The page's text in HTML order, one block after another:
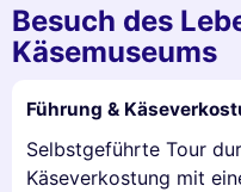
Besuch des
Käsemuseums
Führung &
Selbstgeführte Tour
Käseverkostung mit